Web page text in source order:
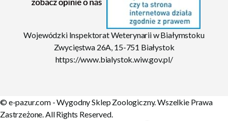
Wojewódzki Inspektorat Weterynarii w Białymstoku
Zwycięstwa 26A, 15-751 Białystok
https://www.bialystok.wiw.gov.pl/
© e-pazur.com - Wygodny Sklep Zoologiczny. Wszelkie Prawa
Zastrzeżone. All Rights Reserved.